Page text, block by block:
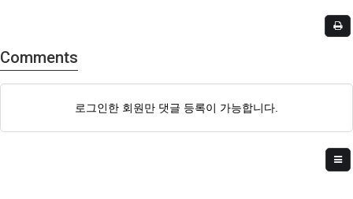
Comments
로그인한 회원만 댓글 등록이 가능합니다.